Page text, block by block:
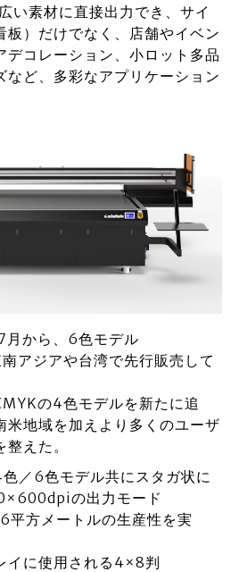
い素材に直接出力でき、サイ
板）だけでなく、店舗やイベン
デコレーション、小ロット多品
など、多彩なアプリケーション
月から、6色モデル
アジアや台湾で先行販売して
の4色モデルを新たに追
米地域を加えより多くのユーザ
えた。
／6色モデル共にスタガ状に
の出力モード
平方メートルの生産性を実
イに使用される4×8判